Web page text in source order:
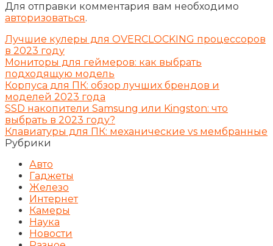
Для отправки комментария вам необходимо
авторизоваться.
Лучшие кулеры для OVERCLOCKING процессоров
в 2023 году
Мониторы для геймеров: как выбрать
подходящую модель
Корпуса для ПК: обзор лучших брендов и
моделей 2023 года
SSD накопители Samsung или Kingston: что
выбрать в 2023 году?
Клавиатуры для ПК: механические vs мембранные
Рубрики
Авто
Гаджеты
Железо
Интернет
Камеры
Наука
Новости